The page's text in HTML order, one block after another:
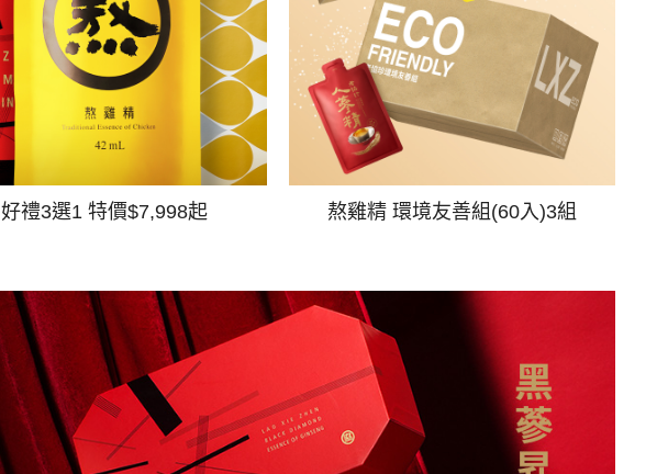
好禮3選1 特價$7,998起 熬雞精 環境友善組(60入)3組